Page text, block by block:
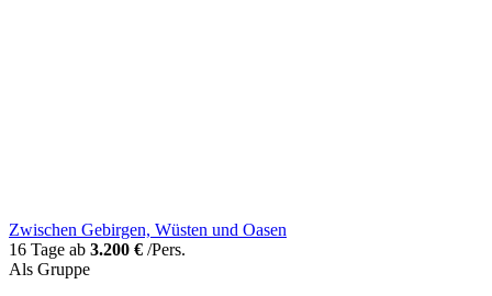
Zwischen Gebirgen, Wüsten und Oasen
16 Tage ab 3.200 € /Pers.
Als Gruppe